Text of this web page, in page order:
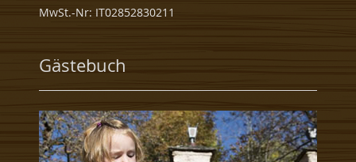
MwSt.-Nr: IT02852830211
Gästebuch